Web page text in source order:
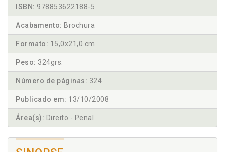
ISBN: 978853622188-5
Acabamento: Brochura
Formato: 15,0x21,0 cm
Peso: 324grs.
Número de páginas: 324
Publicado em: 13/10/2008
Área(s): Direito - Penal